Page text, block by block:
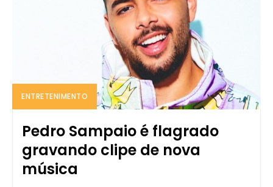
ENTRETENIMENTO
Pedro Sampaio é flagrado
gravando clipe de nova
música